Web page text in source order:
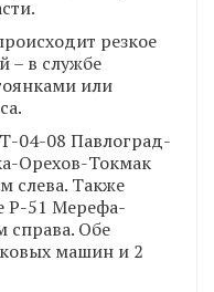
резкое
– в службе
или
04-08 Павлоград-
Орехов-Токмак
слева. Также
Р-51 Мерефа-
справа. Обе
машин и 2